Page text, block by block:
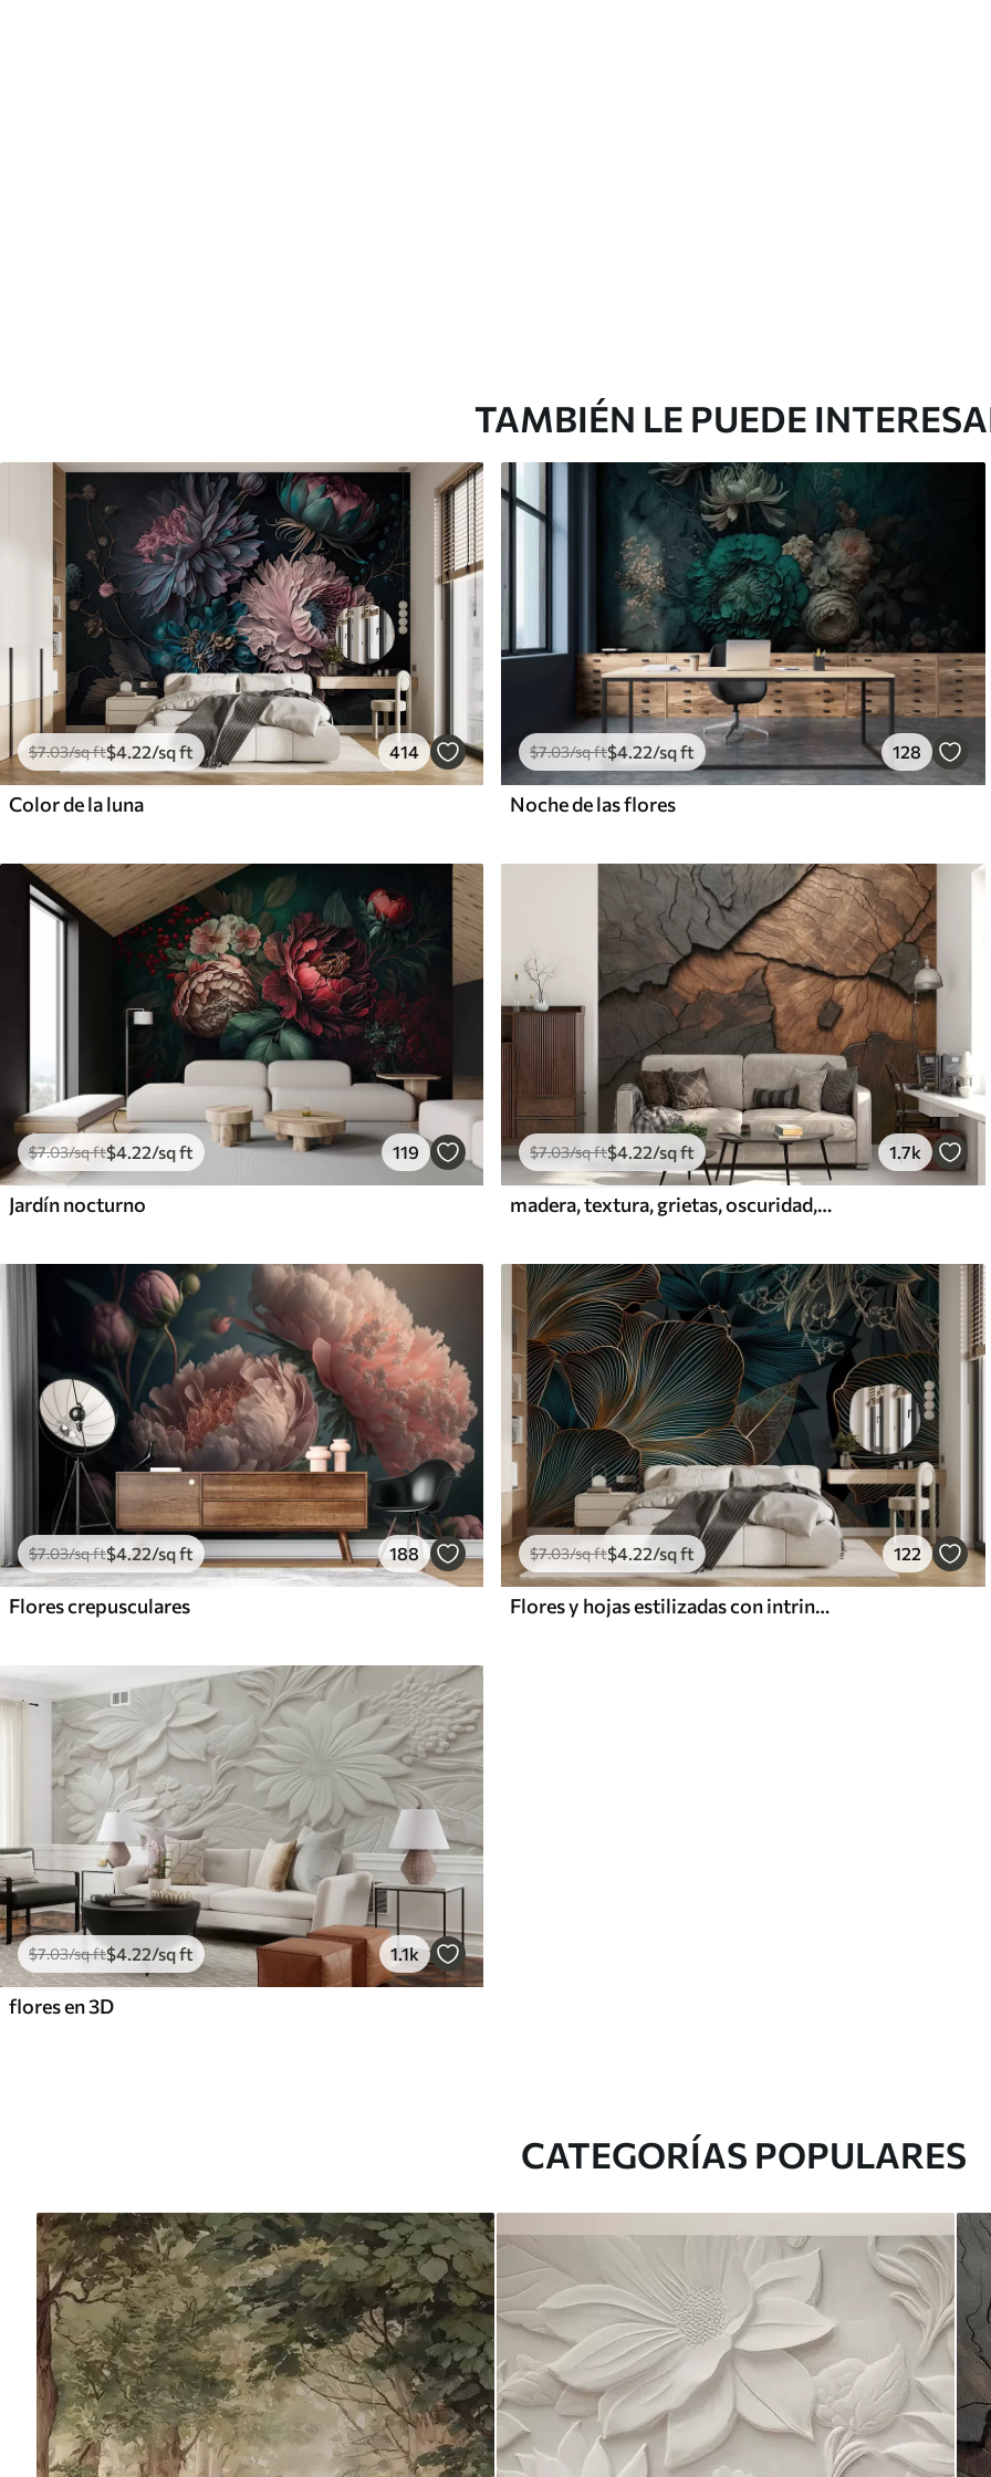
TAMBIÉN LE PUEDE
$7.03/sq ft$4 .22/sq ft 414
Color de la luna
$7.03/sq ft$4 .22/sq ft 128
Noche de las flores
$7.03/sq ft$4.22/sq ft 119
Jardín nocturno
$7.03/sq ft$4.22/sq ft 1.7k
madera, textura, grietas, oscuridad, corteza, superficie
$7.03/sq ft$4.22/sq ft 188
Flores crepusculares
$7.03/sq ft$4 .22/sq ft 122
Flores y hojas estilizadas con intrincadas líneas en tonos verde azulado y amarillo sobre fondo oscuro
$7.03/sq ft$4.22/sq ft 1.1k
flores en 3D
CATEGORÍAS POPULARES